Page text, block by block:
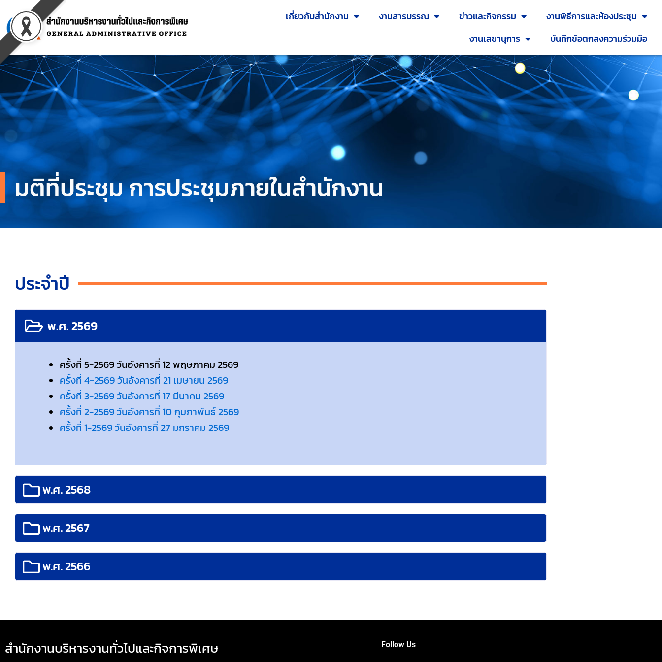
content
เกี่ยวกับสำนักงาน งานสารบรรณ ข่าวและกิจกรรม
งานพิธีการและห้องประชุม
งานเลขานุการ
บันทึกข้อตกลงความร่วมมือ
มติที่ประชุม การประชุมภายในสำนักงาน
ประจำปี
พ.ศ. 2569
ครั้งที่ 5-2569 วันอังคารที่ 12 พฤษภาคม 2569
ครั้งที่ 4-2569 วันอังคารที่ 21 เมษายน 2569
ครั้งที่ 3-2569 วันอังคารที่ 17 มีนาคม 2569
ครั้งที่ 2-2569 วันอังคารที่ 10 กุมภาพันธ์ 2569
ครั้งที่ 1-2569 วันอังคารที่ 27 มกราคม 2569
พ.ศ. 2568
พ.ศ. 2567
พ.ศ. 2566
สำนักงานบริหารงานทั่วไปและกิจการพิเศษ Follow Us